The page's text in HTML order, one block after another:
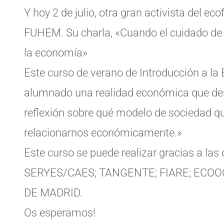
Y hoy 2 de julio, otra gran activista del
FUHEM. Su charla, «Cuando el cuidado
la economía»
Este curso de verano de Introducción a
alumnado una realidad económica que
reflexión sobre qué modelo de sociedad
relacionarnos económicamente.»
Este curso se puede realizar gracias a
SERYES/CAES; TANGENTE; FIARE;
DE MADRID.
Os esperamos!